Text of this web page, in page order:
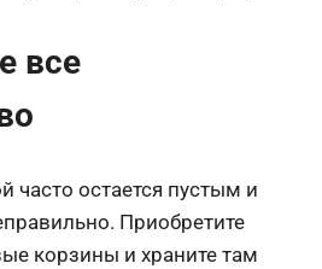
все
часто остается пустым и
Приобретите
корзины и храните там